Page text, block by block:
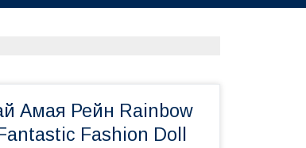
Амая Рейн Rainbow
Fashion Doll